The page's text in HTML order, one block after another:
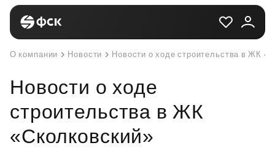
О компании Новости Новости о ходе строительства в ЖК
Новости о ходе
строительства в ЖК
«Сколковский»